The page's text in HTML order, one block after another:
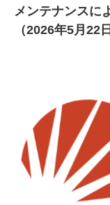
メンテナンスに
（2026年5月22